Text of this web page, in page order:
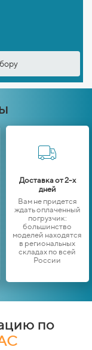
Доставка от 2-х
дней
Вам не придется
ждать оплаченный
погрузчик:
большинство
моделей находятся
в региональных
складах по всей
России
по